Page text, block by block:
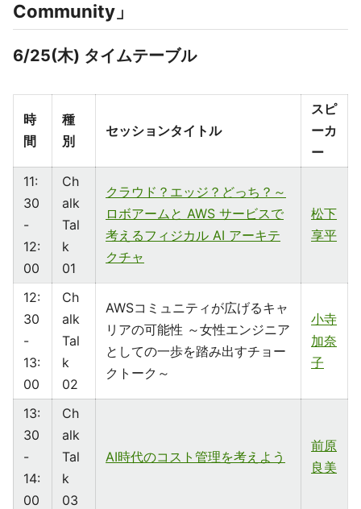
Community」
6/25(木) タイムテーブル
時
間
種
別
セッションタイトル
スピ
ーカ
ー
11:
30
-
12:
00
Ch
alk
Tal
k
01
クラウド？エッジ？どっち？～
ロボアームと AWS サービスで
考えるフィジカル AI アーキテ
クチャ
松下
享平
12:
30
-
13:
00
Ch
alk
Tal
k
02
AWSコミュニティが広げるキャ
リアの可能性 ～女性エンジニア
としての一歩を踏み出すチョー
クトーク～
小寺
加奈
子
13:
30
-
14:
00
Ch
alk
Tal
k
03
AI時代のコスト管理を考えよう
前原
良美